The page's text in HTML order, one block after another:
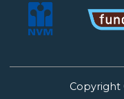
Copyright